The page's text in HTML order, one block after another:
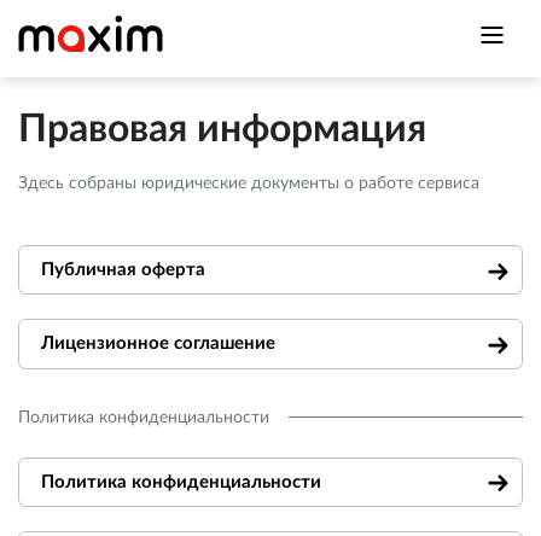
Правовая информация
Здесь собраны юридические документы о работе сервиса
Публичная оферта
Лицензионное соглашение
Политика конфиденциальности
Политика конфиденциальности